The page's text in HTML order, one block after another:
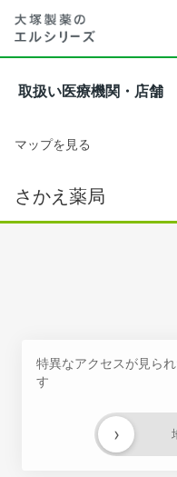
取扱い医療機関・店舗
マップを見る
さかえ薬局
特異なアクセスが見ら
す
›